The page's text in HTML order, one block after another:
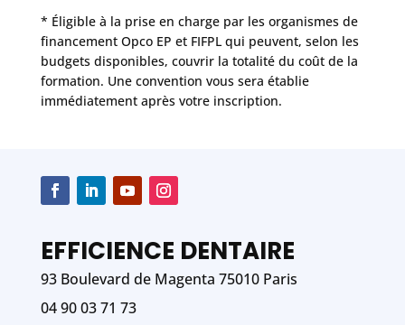
* Éligible à la prise en charge par les organismes de
financement Opco EP et FIFPL qui peuvent, selon les
budgets disponibles, couvrir la totalité du coût de la
formation. Une convention vous sera établie
immédiatement après votre inscription.
EFFICIENCE DENTAIRE
93 Boulevard de Magenta 75010 Paris
04 90 03 71 73